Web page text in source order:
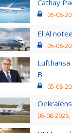
Cathay
05-08-
El Al
05-08-
B
05-08-
05-08-2026,